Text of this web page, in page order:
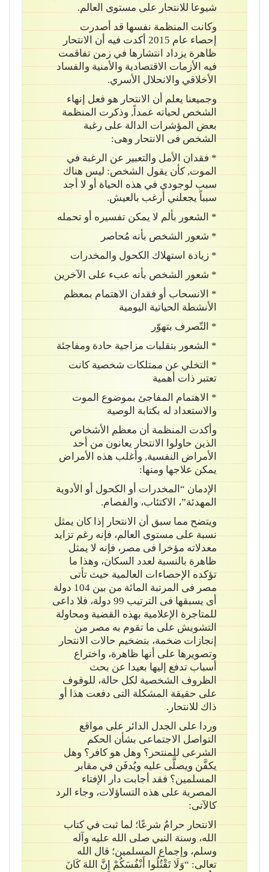
شيوعا للانتحار على مستوى العالم.
وكانت المنظمة نفسها قد أصدرت
إحصاء عام 2015 أكدت فيه أن الانتحار
ظاهرة يزداد انتشارها في زمن تفاقمت
فيه الأزمات الاقتصادية والأمنية والفساد
الأخلاقي والانحلال الأسري.
وجميعنا يعلم أن الانتحار هو فعل إنهاء
الشخص لحياته عمداً, وذكرت المنظمة
بعض المؤشرات الدالة على رغبة
الشخص فى الانتحار وهى:
* فقدان الأمل والتعبير عن الرغبة في
الموت, كأن يقول الشخص: ليس هناك
سبب لوجودي في هذه الحياة أو لا أجد
سبباً يجعلني أرغب بالعيش.
* الشعور بألم لا يمكن تفسيره أو تحمله
* شعور الشخص بأنه مُحاصر
* زيادة استهلاك الكحول والمخدرات
* شعور الشخص بأنه عبء على الآخرين
* الانسحاب أو فقدان الاهتمام بمعظم
الأنشطة الحياتية اليومية
* التّصرف بتهوّر
* الشعور بتقلبات مزاجية حادة ومفاجئة
* التخلي عن ممتلكات شخصية كانت
تعتبر ذات أهمية
* الاهتمام المفاجئ بموضوع الموت
والاستعداد له بكتابة الوصية
وأكدت المنظمة أن معظم الأشخاص
الذين حاولوا الانتحار يعانون من أحد
الأمراض النفسية, وأغلب هذه الأمراض
يمكن علاجها ومنها:
الإدمان “المخدرات أو الكحول أو الأدوية
المهدئة”، الاكتئاب، والفصام.
ويتضح مما سبق أن الانتحار إذا كان يمثل
نسبة على مستوى العالم، فإنه رغم تزايد
معدلاته مؤخرا فى مصر، فإنه لا يمثل
ظاهرة بالنسبة لعدد السكان، وهذا ما
تؤكده الإحصاءات العالمية حيث تأتى
مصر فى المرتبة المائة من بين 104 دولة
أى يسبقها فى الترتيب 99 دولة، فلا داعى
للمتاجرة الإعلامية بهذه القضية ومحاولة
التشويش على ما تقوم به مصر من
إنجازات ضخمة، بتضخيم حالات الانتحار
وتصويرها على أنها ظاهرة، واختراع
أسباب تدفع إليها بعيدا عن بحث
الظروف الشخصية لكل حالة، للوقوف
على حقيقة المشكلة التى دفعت هذا أو
ذاك للانتحار.
وردا على الجدل الدائر على مواقع
التواصل الاجتماعى بشأن الحكم
الشرعى للمنتحر؟ وهل هو كافر؟ وهل
يكفَّن ويصلَّى عليه ويُدفَن في مقابر
المسلمين؟ فقد أجابت دار الإفتاء
المصرية على هذه التساؤلات، وجاء الرد
كالآتى:
الانتحار حرامٌ شرعًا؛ لما ثبت في كتاب
الله، وسنة النبي صلى الله عليه وآله
وسلم، وإجماع المسلمين؛ قال الله
تعالى: “وَلَا تَقْتُلُوا أَنْفُسَكُمْ إِنَّ اللهَ كَانَ